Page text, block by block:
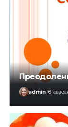
admin 6